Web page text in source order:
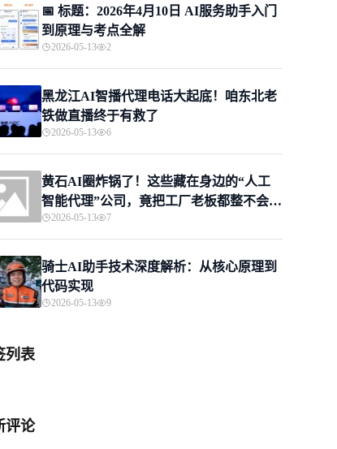
📅 标题：2026年4月10日 AI服务助手入门
到原理与考点全解
2026-05-13 2
黑龙江AI智播代理电话大起底！咱东北老
铁做直播终于有救了
2026-05-13 6
黄石AI圈炸锅了！这些藏在身边的“人工
智能代理”公司，竟把工厂老板都整不会
了？
2026-05-13 7
骑士AI助手技术深度解析：从核心原理到
代码实现
2026-05-13 9
列表
评论